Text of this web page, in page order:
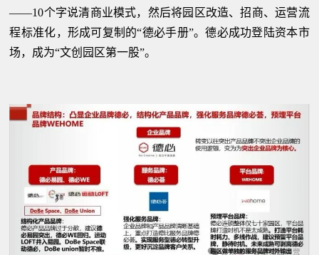
——10个字说清商业模式，然后将园区改造、招商、运营流
程标准化，形成可复制的“德必手册”。德必成功登陆资本市
场，成为“文创园区第一股”。